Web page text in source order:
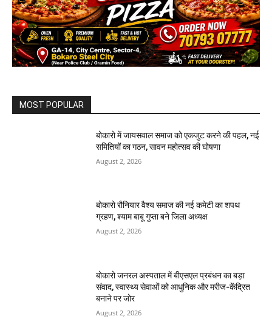
MOST POPULAR
बोकारो में जायसवाल समाज को एकजुट करने की पहल, नई
समितियों का गठन, सावन महोत्सव की घोषणा
August 2, 2026
बोकारो रौनियार वैश्य समाज की नई कमेटी का शपथ
ग्रहण, श्याम बाबू गुप्ता बने जिला अध्यक्ष
August 2, 2026
बोकारो जनरल अस्पताल में बीएसएल प्रबंधन का बड़ा
संवाद, स्वास्थ्य सेवाओं को आधुनिक और मरीज-केंद्रित
बनाने पर जोर
August 2, 2026